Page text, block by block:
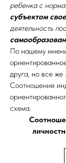
ребенка с
субъектом
деятельность
По нашему
друга, но все же
Соотношение
схема.